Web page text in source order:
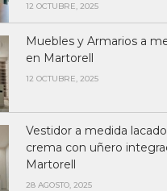
12 OCTUBRE, 2025
Muebles y Armarios a
en Martorell
12 OCTUBRE, 2025
Vestidor a medida lacado
crema con uñero
Martorell
28 AGOSTO, 2025